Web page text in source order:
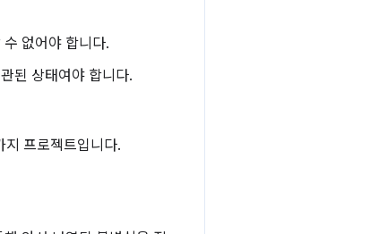
없어야 합니다.
된 상태여야 합니다.
프로젝트입니다.